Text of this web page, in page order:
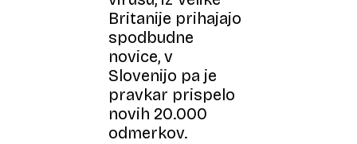
Britanije prihajajo
spodbudne
novice, v
Slovenijo pa je
pravkar prispelo
novih 20.000
odmerkov.